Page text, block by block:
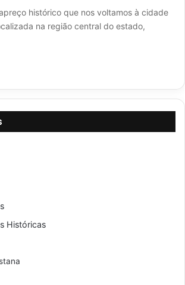
histórico que nos voltamos à cidade
na região central do estado,
Históricas